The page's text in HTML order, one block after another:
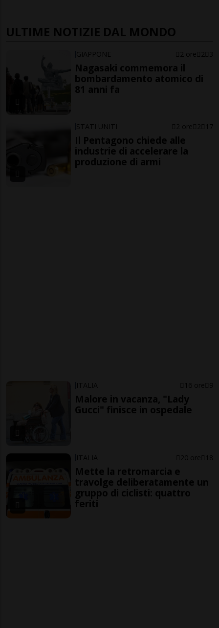
ULTIME NOTIZIE DAL MONDO
GIAPPONE 2 ore 2 3
Nagasaki commemora il
bombardamento atomico di
81 anni fa
STATI UNITI 2 ore 2 17
Il Pentagono chiede alle
industrie di accelerare la
produzione di armi
ITALIA 16 ore 9
Malore in vacanza, "Lady
Gucci" finisce in ospedale
ITALIA 20 ore 18
Mette la retromarcia e
travolge deliberatamente un
gruppo di ciclisti: quattro
feriti